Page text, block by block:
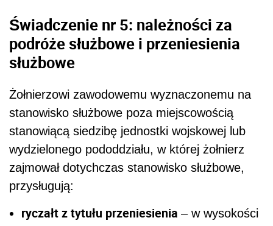
Świadczenie nr 5: należności za
podróże służbowe i przeniesienia
służbowe
Żołnierzowi zawodowemu wyznaczonemu na
stanowisko służbowe poza miejscowością
stanowiącą siedzibę jednostki wojskowej lub
wydzielonego pododdziału, w której żołnierz
zajmował dotychczas stanowisko służbowe,
przysługują:
ryczałt z tytułu przeniesienia – w wysokości